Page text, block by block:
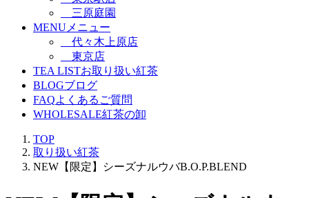
三原庭園
MENUメニュー
代々木上原店
東京店
TEA LISTお取り扱い紅茶
BLOGブログ
FAQよくあるご質問
WHOLESALE紅茶の卸
TOP
取り扱い紅茶
NEW【限定】シーズナルウバB.O.P.BLEND